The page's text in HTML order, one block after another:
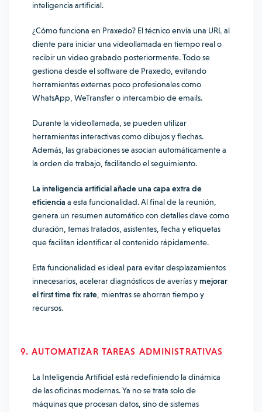
inteligencia artificial.
¿Cómo funciona en Praxedo? El técnico envía una URL al
cliente para iniciar una videollamada en tiempo real o
recibir un video grabado posteriormente. Todo se
gestiona desde el software de Praxedo, evitando
herramientas externas poco profesionales como
WhatsApp, WeTransfer o intercambio de emails.
Durante la videollamada, se pueden utilizar
herramientas interactivas como dibujos y flechas.
Además, las grabaciones se asocian automáticamente a
la orden de trabajo, facilitando el seguimiento.
La inteligencia artificial añade una capa extra de
eficiencia a esta funcionalidad. Al final de la reunión,
genera un resumen automático con detalles clave como
duración, temas tratados, asistentes, fecha y etiquetas
que facilitan identificar el contenido rápidamente.
Esta funcionalidad es ideal para evitar desplazamientos
innecesarios, acelerar diagnósticos de averías ymejorar
el first time fix rate , mientras se ahorran tiempo y
recursos.
9. AUTOMATIZAR TAREAS ADMINISTRATIVAS
La Inteligencia Artificial está redefiniendo la dinámica
de las oficinas modernas. Ya no se trata solo de
máquinas que procesan datos, sino de sistemas